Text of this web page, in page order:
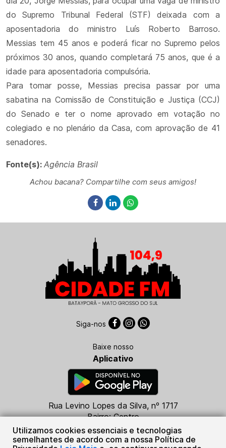
do Supremo Tribunal Federal (STF) deixada com a
aposentadoria do ministro Luís Roberto Barroso.
Messias tem 45 anos e poderá ficar no Supremo pelos
próximos 30 anos, quando completará 75 anos, que é a
idade para aposentadoria compulsória.
Para tomar posse, Messias precisa passar por uma
sabatina na Comissão de Constituição e Justiça (CCJ)
do Senado e ter o nome aprovado em votação no
colegiado e no plenário da Casa, com aprovação de 41
senadores.
Fonte(s): Agência Brasil
Achou bacana? Compartilhe com seus amigos!
Utilizamos cookies essenciais e tecnologias
semelhantes de acordo com a nossa Política de
Rua Levino Lopes da Silva, nº 1717
Bairro: Centro
CEP: 79760-000
Batayporã - MS
Siga-nos
Baixe nosso
Aplicativo